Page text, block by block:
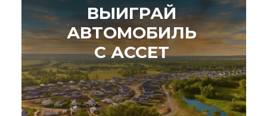
ВЫИГРАЙ
АВТОМОБИЛЬ
С АССЕТ